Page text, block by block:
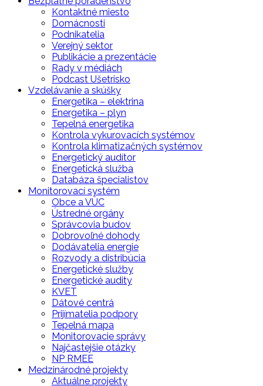
Kontaktné miesto
Domácnosti
Podnikatelia
Verejný sektor
Publikácie a prezentácie
Rady v médiách
Podcast Ušetrisko
Vzdelávanie a skúšky
Energetika – elektrina
Energetika – plyn
Tepelná energetika
Kontrola vykurovacích systémov
Kontrola klimatizačných systémov
Energetický audítor
Energetická služba
Databáza špecialistov
Monitorovací systém
Obce a VÚC
Ústredné orgány
Správcovia budov
Dobrovoľné dohody
Dodávatelia energie
Rozvody a distribúcia
Energetické služby
Energetické audity
KVET
Dátové centrá
Prijímatelia podpory
Tepelná mapa
Monitorovacie správy
Najčastejšie otázky
NP RMEE
Medzinárodné projekty
Aktuálne projekty